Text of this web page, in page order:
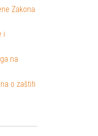
Zakona
i
na
o zaštiti